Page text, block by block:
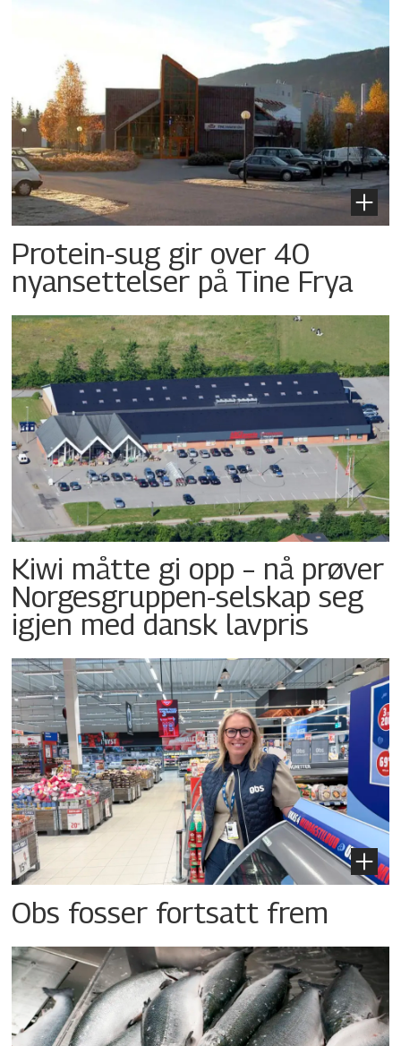
Protein-sug gir over 40
nyansettelser på Tine Frya
Kiwi måtte gi opp – nå prøver
Norgesgruppen-selskap seg
igjen med dansk lavpris
Obs fosser fortsatt frem